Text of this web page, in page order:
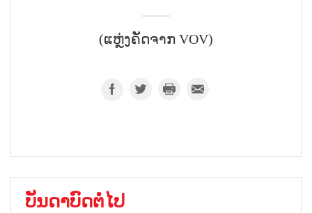
(ແຫຼ່ງຄັດຈາກ VOV)
ບັນດາບົດຕໍ່ໄປ